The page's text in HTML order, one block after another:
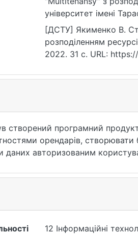
університет імені
[ДСТУ] Якименко В.
розподіленням
2022. 31 с. URL:
створений програмний
орендарів, створювати
даних авторизованим
12 Інформаційні